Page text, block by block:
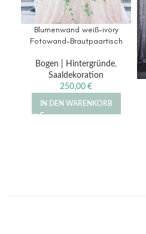
Blumenwand weiß-ivory
Fotowand-Brautpaartisch
Bogen | Hintergründe,
Saaldekoration
250,00 €
IN DEN WARENKORB